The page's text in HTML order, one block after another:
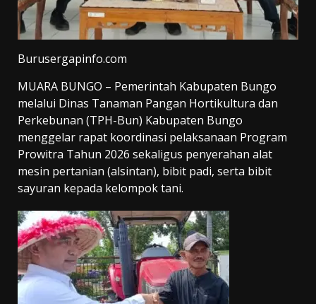
Burusergapinfo.com
MUARA BUNGO – Pemerintah Kabupaten Bungo
melalui Dinas Tanaman Pangan Hortikultura dan
Perkebunan (TPH-Bun) Kabupaten Bungo
menggelar rapat koordinasi pelaksanaan Program
Prowitra Tahun 2026 sekaligus penyerahan alat
mesin pertanian (alsintan), bibit padi, serta bibit
sayuran kepada kelompok tani.